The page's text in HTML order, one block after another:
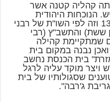
קהליה קטנה אשר
הטובים מנתה כ55 איש. הנוכחות היהודית
תמזרת משויכת למאה ה13-14 וזה לפי השו"ת של רבני
ששת) והתשב"ץ (רבי
שמתקיימת קהילה
נבנה במקום בית
בית הכנסת נחשב
ויצר מוקד עליה לרגל
שסגולותיו של בית
ג'רבה".